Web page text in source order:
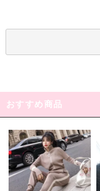
おすすめ商品